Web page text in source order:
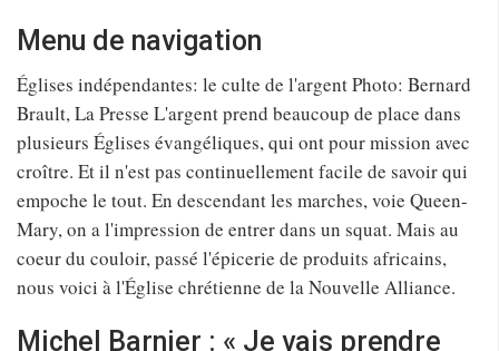
Menu de navigation
Églises indépendantes: le culte de l'argent Photo: Bernard
Brault, La Presse L'argent prend beaucoup de place dans
plusieurs Églises évangéliques, qui ont pour mission avec
croître. Et il n'est pas continuellement facile de savoir qui
empoche le tout. En descendant les marches, voie Queen-
Mary, on a l'impression de entrer dans un squat. Mais au
coeur du couloir, passé l'épicerie de produits africains,
nous voici à l'Église chrétienne de la Nouvelle Alliance.
Michel Barnier : « Je vais prendre